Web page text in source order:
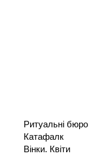
Ритуальні бюро
Катафалк
Вінки. Квіти